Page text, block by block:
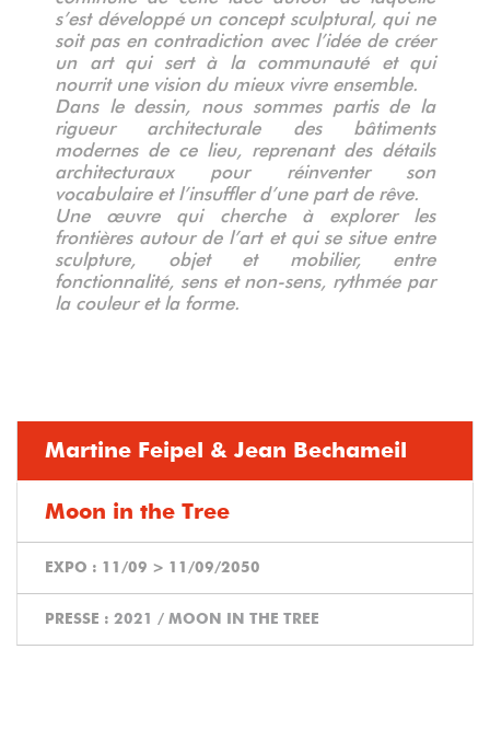
s’est développé un concept sculptural, qui ne
soit pas en contradiction avec l’idée de créer
un art qui sert à la communauté et qui
nourrit une vision du mieux vivre ensemble.
Dans le dessin, nous sommes partis de la
rigueur architecturale des bâtiments
modernes de ce lieu, reprenant des détails
architecturaux pour réinventer son
vocabulaire et l’insuffler d’une part de rêve.
Une œuvre qui cherche à explorer les
frontières autour de l’art et qui se situe entre
sculpture, objet et mobilier, entre
fonctionnalité, sens et non-sens, rythmée par
la couleur et la forme.
Martine Feipel & Jean Bechameil
Moon in the Tree
EXPO : 11/09 > 11/09/2050
PRESSE : 2021 / MOON IN THE TREE